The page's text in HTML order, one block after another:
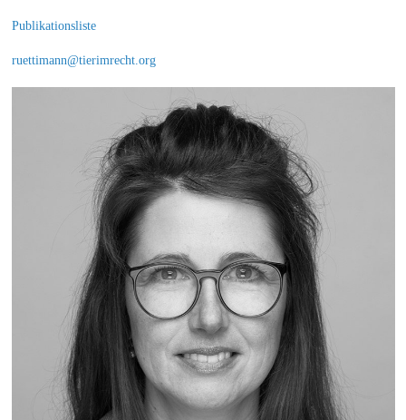
Publikationsliste
ruettimann@tierimrecht.org